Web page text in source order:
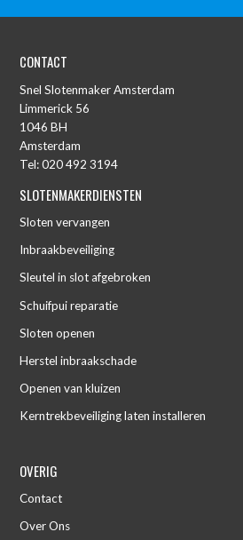
CONTACT
Snel Slotenmaker Amsterdam
Limmerick 56
1046 BH
Amsterdam
Tel:020 492 3194
SLOTENMAKERDIENSTEN
Sloten vervangen
Inbraakbeveiliging
Sleutel in slot afgebroken
Schuifpui reparatie
Sloten openen
Herstel inbraakschade
Openen van kluizen
Kerntrekbeveiliging laten installeren
OVERIG
Contact
Over Ons